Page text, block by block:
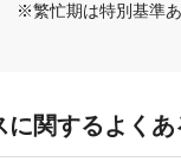
※繁忙期は特別基準
に関するよくあ